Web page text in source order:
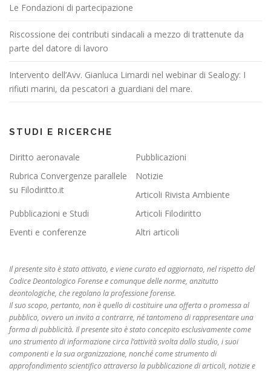
Le Fondazioni di partecipazione
Riscossione dei contributi sindacali a mezzo di trattenute da
parte del datore di lavoro
Intervento dell’Avv. Gianluca Limardi nel webinar di Sealogy: I
rifiuti marini, da pescatori a guardiani del mare.
STUDI E RICERCHE
Diritto aeronavale
Pubblicazioni
Rubrica Convergenze parallele
su Filodiritto.it
Notizie
Articoli Rivista Ambiente
Pubblicazioni e Studi
Articoli Filodiritto
Eventi e conferenze
Altri articoli
Il presente sito è stato attivato, e viene curato ed aggiornato, nel rispetto del
Codice Deontologico Forense e comunque delle norme, anzitutto
deontologiche, che regolano la professione forense.
Il suo scopo, pertanto, non è quello di costituire una offerta o promessa al
pubblico, ovvero un invito a contrarre, né tantomeno di rappresentare una
forma di pubblicità. Il presente sito è stato concepito esclusivamente come
uno strumento di informazione circa l’attività svolta dallo studio, i suoi
componenti e la sua organizzazione, nonché come strumento di
approfondimento scientifico attraverso la pubblicazione di articoli, notizie e